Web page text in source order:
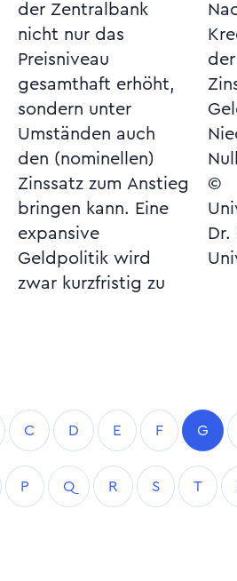
der Zentralbank
nicht nur das
Preisniveau
gesamthaft erhöht,
sondern unter
Umständen auch
den (nominellen)
Zinssatz zum Anstieg
bringen kann. Eine
expansive
Geldpolitik wird
zwar kurzfristig zu
Nachfrage nach
Krediten steigt in
der Folge der
Zinssatz an. Siehe
Geld, billiges,
Niedrigzinspolitik,
©
Dr.
C D E F G
P Q R S T